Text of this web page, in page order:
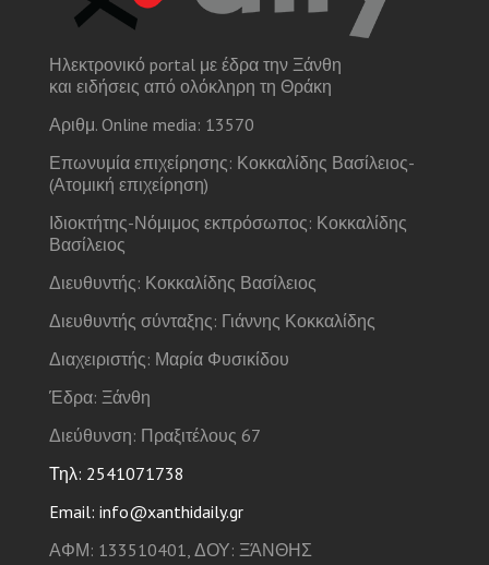
Ηλεκτρονικό portal με έδρα την Ξάνθη
και ειδήσεις από ολόκληρη τη Θράκη
Αριθμ. Online media: 13570
Επωνυμία επιχείρησης: Κοκκαλίδης Βασίλειος-
(Ατομική επιχείρηση)
Ιδιοκτήτης-Νόμιμος εκπρόσωπος: Κοκκαλίδης
Βασίλειος
Διευθυντής: Κοκκαλίδης Βασίλειος
Διευθυντής σύνταξης: Γιάννης Κοκκαλίδης
Διαχειριστής: Μαρία Φυσικίδου
Έδρα: Ξάνθη
Διεύθυνση: Πραξιτέλους 67
Τηλ: 2541071738
Email: info@xanthidaily.gr
ΑΦΜ: 133510401, ΔΟΥ: ΞΆΝΘΗΣ